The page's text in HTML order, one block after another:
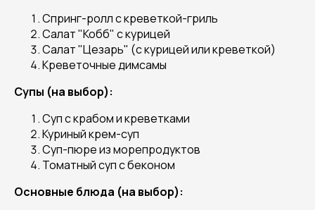
Спринг-ролл с креветкой-гриль
Салат "Кобб" с курицей
Салат "Цезарь" (с курицей или креветкой)
Креветочные димсамы
Супы (на выбор):
Суп с крабом и креветками
Куриный крем-суп
Суп-пюре из морепродуктов
Томатный суп с беконом
Основные блюда (на выбор):